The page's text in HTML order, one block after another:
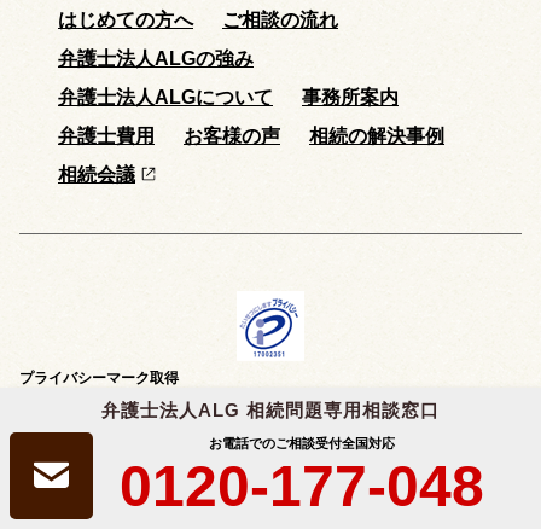
弁護士法人ALG 相続問題専用相談窓口
お電話でのご相談受付全国対応
0120-177-048
はじめての方へ
ご相談の流れ
弁護士法人ALGの強み
弁護士法人ALGについて
事務所案内
弁護士費用
お客様の声
相続の解決事例
相続会議
プライバシーマーク取得
弁護士法人ALG&Associatesは、個人情報の適切な取扱いを行う事業者に付与
「プライバシーマーク」を取得しています。